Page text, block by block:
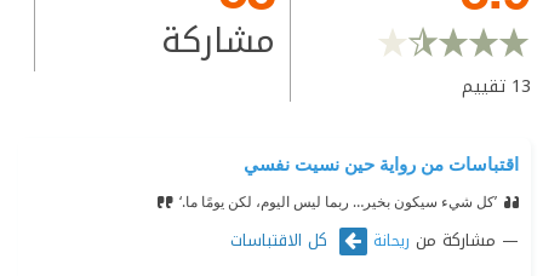
13 تقييم
مشاركة
اقتباسات من رواية حين نسيت نفسي
’كل شيء سيكون بخير… ربما ليس اليوم، لكن يومًا ما.‘‏
مشاركة من ريحانة كل الاقتباسات